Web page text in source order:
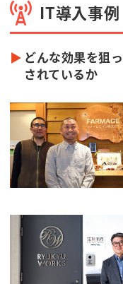
IT導入事例
どんな効果を狙
されているか